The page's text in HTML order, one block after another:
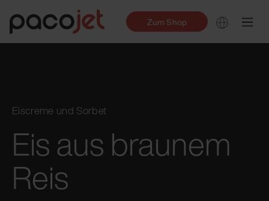
Zum Shop
Eiscreme und Sorbet
Eis aus braunem
Reis